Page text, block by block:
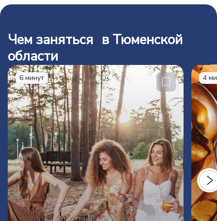
Чем заняться в Тюменской
области
6 минут 4